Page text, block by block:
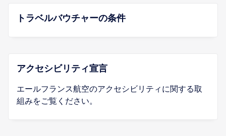
トラベルバウチャーの条件
アクセシビリティ宣言
エールフランス航空のアクセシビリティに関する取
組みをご覧ください。